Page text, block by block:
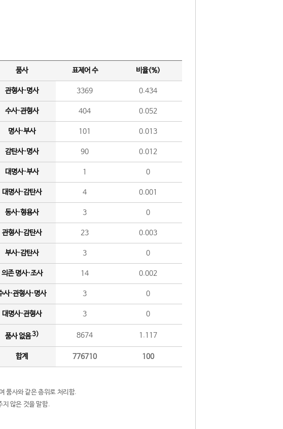
품사 표제어 수 비율(%)
관형사·명사 3369 0.434
수사·관형사 404 0.052
명사·부사 101 0.013
감탄사·명사 90 0.012
대명사·부사 1 0
대명사·감탄사 4 0.001
동사·형용사 3 0
관형사·감탄사 23 0.003
부사·감탄사 3 0
의존 명사·조사 14 0.002
사·관형사·명사 3 0
대명사·관형사 3 0
품사 없음3) 8674 1.117
합계 776710 100
품사와 같은 층위로 처리함.
지 않은 것을 말함.